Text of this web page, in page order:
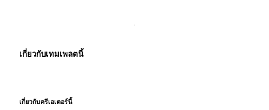
เกี่ยวกับเทมเพลตนี้
เกี่ยวกับครีเอเตอร์นี้